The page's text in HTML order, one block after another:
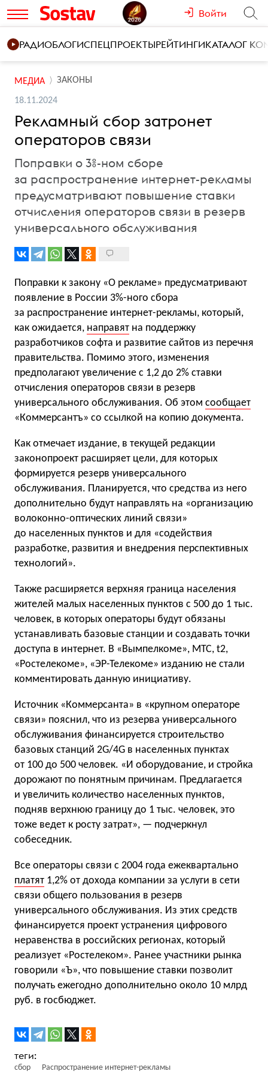
Войти
РАДИОБЛОГИСПЕЦПРОЕКТЫРЕЙТИНГИКАТАЛОГ
МЕДИА ЗАКОНЫ
18.11.2024
Рекламный сбор затронет
операторов связи
Поправки о 3%-ном сборе
за распространение интернет-рекламы
предусматривают повышение ставки
отчисления операторов связи в резерв
универсального обслуживания
Поправки к закону «О рекламе» предусматривают
появление в России 3%-ного сбора
за распространение интернет-рекламы, который,
как ожидается, направят на поддержку
разработчиков софта и развитие сайтов из перечня
правительства. Помимо этого, изменения
предполагают увеличение с 1,2 до 2% ставки
отчисления операторов связи в резерв
универсального обслуживания. Об этом сообщает
«Коммерсантъ» со ссылкой на копию документа.
Как отмечает издание, в текущей редакции
законопроект расширяет цели, для которых
формируется резерв универсального
обслуживания. Планируется, что средства из него
дополнительно будут направлять на «организацию
волоконно-оптических линий связи»
до населенных пунктов и для «содействия
разработке, развития и внедрения перспективных
технологий».
Также расширяется верхняя граница населения
жителей малых населенных пунктов с 500 до 1 тыс.
человек, в которых операторы будут обязаны
устанавливать базовые станции и создавать точки
доступа в интернет. В «Вымпелкоме», МТС, t2,
«Ростелекоме», «ЭР-Телекоме» изданию не стали
комментировать данную инициативу.
Источник «Коммерсанта» в «крупном операторе
связи» пояснил, что из резерва универсального
обслуживания финансируется строительство
базовых станций 2G/4G в населенных пунктах
от 100 до 500 человек. «И оборудование, и стройка
дорожают по понятным причинам. Предлагается
и увеличить количество населенных пунктов,
подняв верхнюю границу до 1 тыс. человек, это
тоже ведет к росту затрат», — подчеркнул
собеседник.
Все операторы связи с 2004 года ежеквартально
платят 1,2% от дохода компании за услуги в сети
связи общего пользования в резерв
универсального обслуживания. Из этих средств
финансируется проект устранения цифрового
неравенства в российских регионах, который
реализует «Ростелеком». Ранее участники рынка
говорили «Ъ», что повышение ставки позволит
получать ежегодно дополнительно около 10 млрд
руб. в госбюджет.
сбор Распространение интернет-рекламы